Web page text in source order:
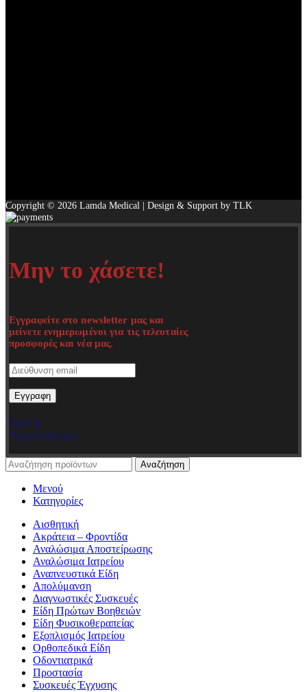
Copyright © 2026 Lamda Medical | Design & Support by TLK
Μην το χάσετε!
Εγγραφείτε στο newsletter μας και
μείνετε ενημερωμένοι για τις τελευταίες
προσφορές και νέα μας.
Όροι &
Προϋποθέσεις
Αναζήτηση
Μενού
Κατηγορίες
Αισθητική
Ακράτεια – Φροντίδα
Αναλώσιμα Αποστείρωσης
Αναλώσιμα Ιατρείου
Αναπνευστικά Είδη
Απολύμανση
Διαγνωστικές Συσκευές
Είδη Πρώτων Βοηθειών
Είδη Φυσικοθεραπείας
Εξοπλισμός Ιατρείου
Ορθοπεδικά Είδη
Οδοντιατρικά
Προστασία
Συσκευές Έγχυσης